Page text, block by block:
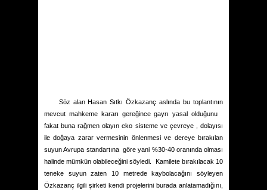
Söz alan Hasan Sıtkı Özkazanç aslında bu toplantının
mevcut mahkeme kararı gereğince gayrı yasal olduğunu
fakat buna rağmen olayın eko sisteme ve çevreye , dolayısı
ile doğaya zarar vermesinin önlenmesi ve dereye bırakılan
suyun Avrupa standartına göre yani %30-40 oranında olması
halinde mümkün olabileceğini söyledi.
Kamilete bırakılacak 10
teneke suyun zaten 10 metrede kaybolacağını söyleyen
Özkazanç ilgili şirketi kendi projelerini burada anlatamadığını,